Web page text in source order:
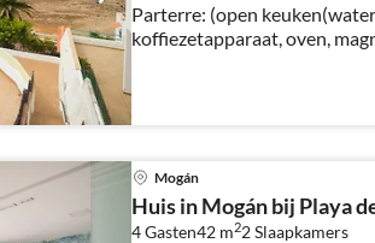
Parterre: (open
koffiezetapparaat, oven,
Mogán
Huis in Mogán bij Playa
4 Gasten42 m22Slaapkamers